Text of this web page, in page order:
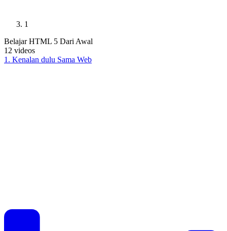
1
Belajar HTML 5 Dari Awal
12 videos
1 . Kenalan dulu Sama Web